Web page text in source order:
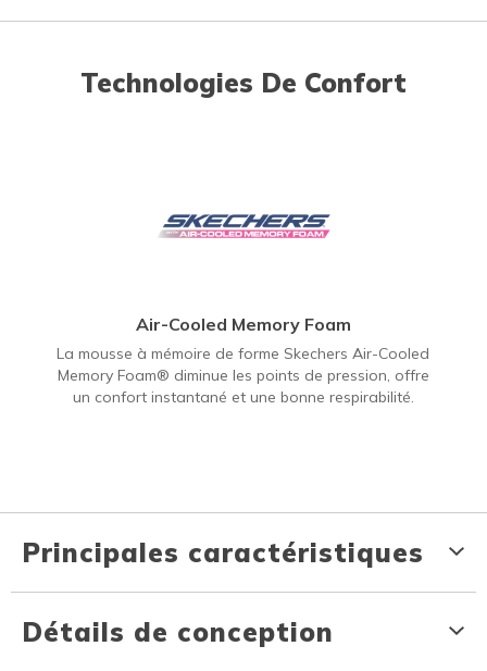
Technologies De Confort
Air-Cooled Memory Foam
La mousse à mémoire de forme Skechers Air-Cooled
Memory Foam® diminue les points de pression, offre
un confort instantané et une bonne respirabilité.
Principales caractéristiques
Détails de conception